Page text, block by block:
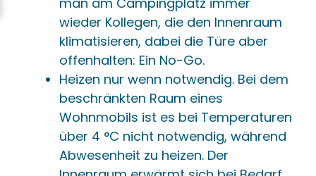
wieder Kollegen, die den Innenraum
klimatisieren, dabei die Türe aber
offenhalten: Ein No-Go.
Heizen nur wenn notwendig. Bei dem
beschränkten Raum eines
Wohnmobils ist es bei Temperaturen
über 4 °C nicht notwendig, während
Abwesenheit zu heizen. Der